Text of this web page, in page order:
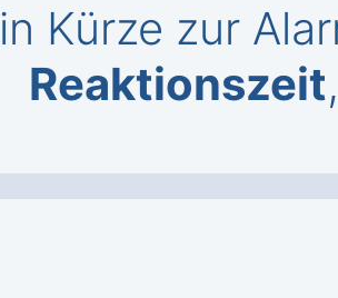
in Kürze zur
Reaktionszeit,